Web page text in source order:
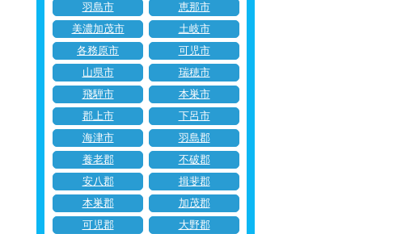
羽島市
恵那市
美濃加茂市
土岐市
各務原市
可児市
山県市
瑞穂市
飛騨市
本巣市
郡上市
下呂市
海津市
羽島郡
養老郡
不破郡
安八郡
揖斐郡
本巣郡
加茂郡
可児郡
大野郡